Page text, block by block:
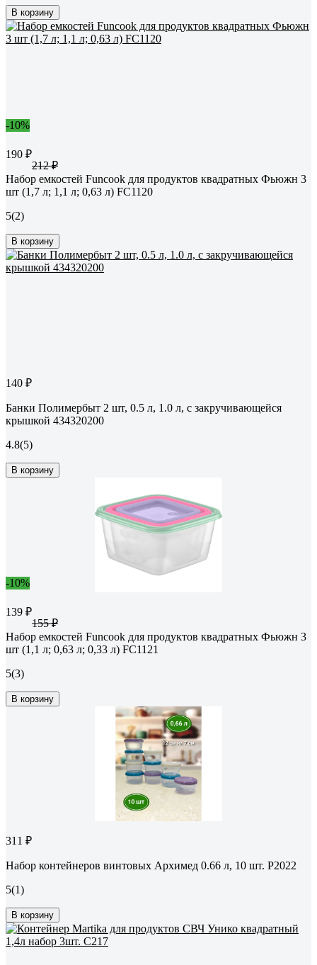
В корзину
-10%
190 ₽
212 ₽
Набор емкостей Funcook для продуктов квадратных Фьюжн 3
шт (1,7 л; 1,1 л; 0,63 л) FC1120
5(2)
В корзину
140 ₽
Банки Полимербыт 2 шт, 0.5 л, 1.0 л, с закручивающейся
крышкой 434320200
4.8(5)
В корзину
-10%
139 ₽
155 ₽
Набор емкостей Funcook для продуктов квадратных Фьюжн 3
шт (1,1 л; 0,63 л; 0,33 л) FC1121
5(3)
В корзину
311 ₽
Набор контейнеров винтовых Архимед 0.66 л, 10 шт. Р2022
5(1)
В корзину